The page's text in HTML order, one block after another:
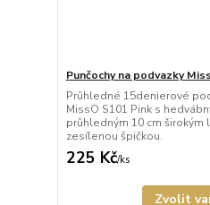
Punčochy na podvazky
Průhledné 15denierové
MissO S101 Pink s
průhledným 10 cm
zesílenou špičkou.
225 Kč/ks
Zvolit